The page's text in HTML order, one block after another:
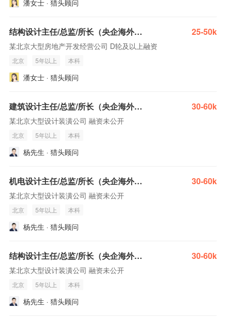
潘女士 · 猎头顾问
结构设计主任/总监/所长（央企海外项目） 25-50k
某北京大型房地产开发经营公司 D轮及以上融资
北京 5年以上 本科
潘女士 · 猎头顾问
建筑设计主任/总监/所长（央企海外项目） 30-60k
某北京大型设计装潢公司 融资未公开
北京 5年以上 本科
杨先生 · 猎头顾问
机电设计主任/总监/所长（央企海外项目） 30-60k
某北京大型设计装潢公司 融资未公开
北京 5年以上 本科
杨先生 · 猎头顾问
结构设计主任/总监/所长（央企海外项目） 30-60k
某北京大型设计装潢公司 融资未公开
北京 5年以上 本科
杨先生 · 猎头顾问